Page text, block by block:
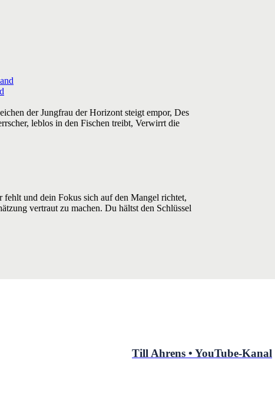
der Jungfrau der Horizont steigt empor, Des
leblos in den Fischen treibt, Verwirrt die
und dein Fokus sich auf den Mangel richtet,
vertraut zu machen. Du hältst den Schlüssel
Till Ahrens • YouTube-Kanal